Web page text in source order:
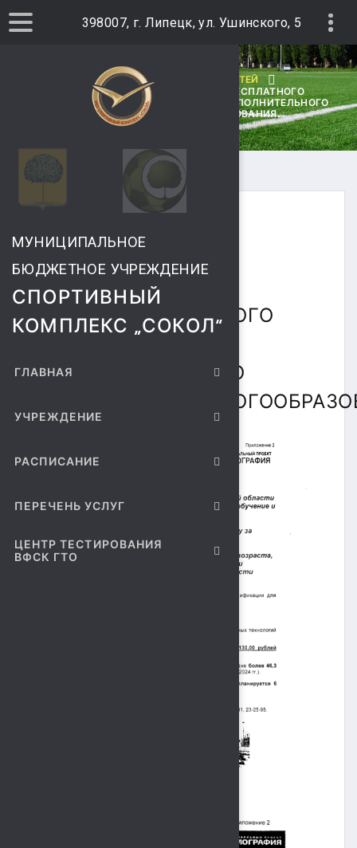
398007, г. Липецк, ул. Ушинского, 5
МУНИЦИПАЛЬНОЕ
БЮДЖЕТНОЕ УЧРЕЖДЕНИЕ
СПОРТИВНЫЙ
КОМПЛЕКС „СОКОЛ“
ГЛАВНАЯ
УЧРЕЖДЕНИЕ
РАСПИСАНИЕ
ПЕРЕЧЕНЬ УСЛУГ
ЦЕНТР ТЕСТИРОВАНИЯ
ВФСК ГТО
ГЛАВНАЯ
АРХИВ НОВОСТЕЙ
ИНФОРМАЦИЯ ОБ ОРГАНИЗАЦИИ БЕСПЛАТНОГО
ПРОФЕССИОНАЛЬНОГО ОБУЧЕНИЯ И ДОПОЛНИТЕЛЬНОГО
ПРОФЕССИОНАЛЬНОГООБРАЗОВАНИЯ.
ОРГАНИЗАЦИИ
БЕСПЛАТНОГО
ПРОФЕССИОНАЛЬНОГО
ОБУЧЕНИЯ И
ДОПОЛНИТЕЛЬНОГО